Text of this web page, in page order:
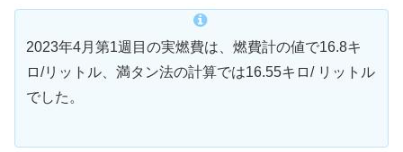
2023年4月第1週目の実燃費は、燃費計の値で16.8キ
ロ/リットル、満タン法の計算では16.55キロ/ リットル
でした。